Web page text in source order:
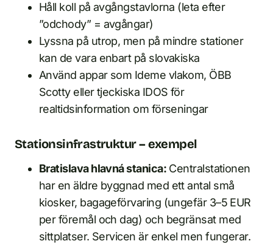
Håll koll på avgångstavlorna (leta efter
”odchody” = avgångar)
Lyssna på utrop, men på mindre stationer
kan de vara enbart på slovakiska
Använd appar som Ideme vlakom, ÖBB
Scotty eller tjeckiska IDOS för
realtidsinformation om förseningar
Stationsinfrastruktur – exempel
Bratislava hlavná stanica:Centralstationen
har en äldre byggnad med ett antal små
kiosker, bagageförvaring (ungefär 3–5 EUR
per föremål och dag) och begränsat med
sittplatser. Servicen är enkel men fungerar.